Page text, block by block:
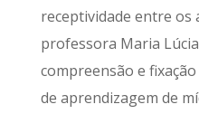
receptividade entre os
professora Maria
compreensão e
de aprendizagem de